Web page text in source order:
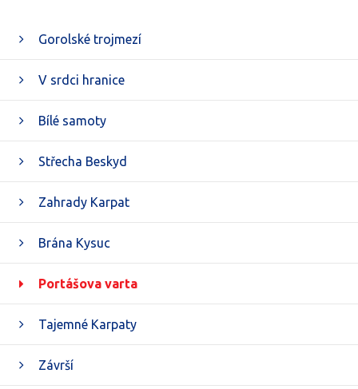
Gorolské trojmezí
V srdci hranice
Bílé samoty
Střecha Beskyd
Zahrady Karpat
Brána Kysuc
Portášova varta
Tajemné Karpaty
Závrší